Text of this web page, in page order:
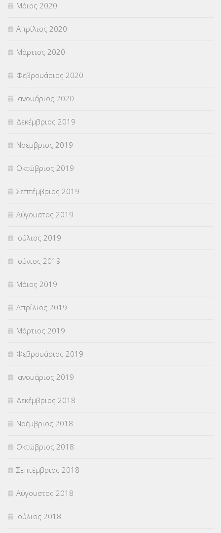
Μάιος 2020
Απρίλιος 2020
Μάρτιος 2020
Φεβρουάριος 2020
Ιανουάριος 2020
Δεκέμβριος 2019
Νοέμβριος 2019
Οκτώβριος 2019
Σεπτέμβριος 2019
Αύγουστος 2019
Ιούλιος 2019
Ιούνιος 2019
Μάιος 2019
Απρίλιος 2019
Μάρτιος 2019
Φεβρουάριος 2019
Ιανουάριος 2019
Δεκέμβριος 2018
Νοέμβριος 2018
Οκτώβριος 2018
Σεπτέμβριος 2018
Αύγουστος 2018
Ιούλιος 2018